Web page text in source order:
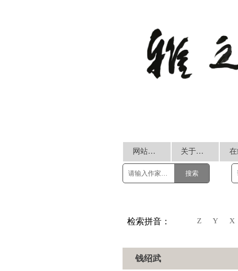
网站首页 关于我们
搜索
检索拼音： Z Y X
钱绍武